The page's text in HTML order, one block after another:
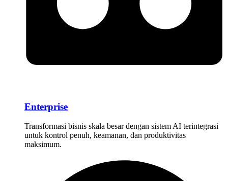
Enterprise
Transformasi bisnis skala besar dengan sistem AI terintegrasi
untuk kontrol penuh, keamanan, dan produktivitas
maksimum.